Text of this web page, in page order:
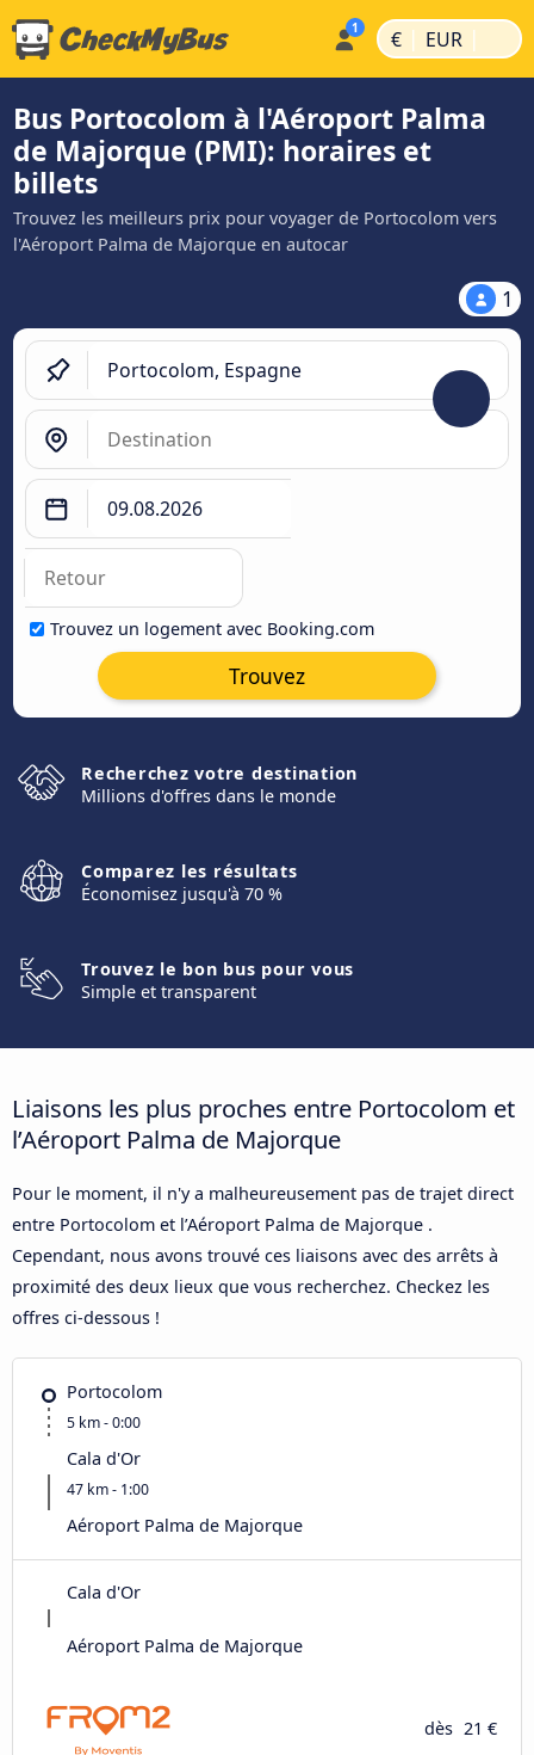
€ | EUR |
Bus Portocolom à l'Aéroport Palma
de Majorque (PMI): horaires et
billets
Trouvez les meilleurs prix pour voyager de Portocolom vers
l'Aéroport Palma de Majorque en autocar
1
Trouvez un logement avec Booking.com
Trouvez
Recherchez votre destination
Millions d'offres dans le monde
Comparez les résultats
Économisez jusqu'à 70 %
Trouvez le bon bus pour vous
Simple et transparent
Liaisons les plus proches entre Portocolom et
l’Aéroport Palma de Majorque
Pour le moment, il n'y a malheureusement pas de trajet direct
entre Portocolom et l’Aéroport Palma de Majorque .
Cependant, nous avons trouvé ces liaisons avec des arrêts à
proximité des deux lieux que vous recherchez. Checkez les
offres ci-dessous !
Portocolom
5 km - 0:00
Cala d'Or
47 km - 1:00
Aéroport Palma de Majorque
Cala d'Or
Aéroport Palma de Majorque
dès 21 €